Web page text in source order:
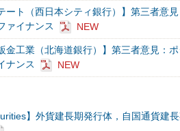
ート（西日本シティ銀行）】第三者意
ァイナンス
NEW
金工業（北海道銀行）】第三者意見：
ナンス
NEW
】外貨建長期発行体，自国通貨建